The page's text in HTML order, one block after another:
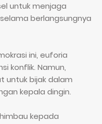
untuk menjaga
berlangsungnya
ini, euforia
konflik. Namun,
untuk bijak dalam
kepala dingin.
kepada